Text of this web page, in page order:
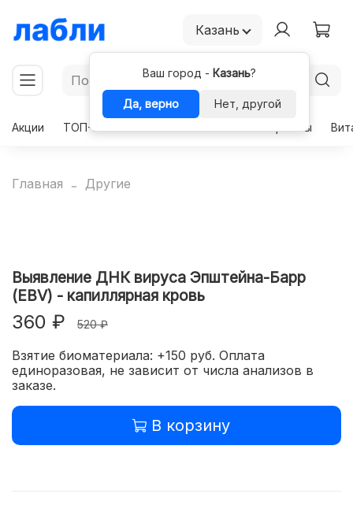
Казань
Ваш город - Казань?
Да, верно
Нет, другой
Акции
ТОП-50 Гормоны
Главная Другие
Выявление ДНК вируса Эпштейна-Барр
(EBV) - капиллярная кровь
360 ₽ 520 ₽
Взятие биоматериала: +150 руб. Оплата
единоразовая, не зависит от числа анализов в
заказе.
В корзину